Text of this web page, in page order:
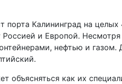
порта Калининград на
и Европой.
нефтью и газом.
объясняться как их